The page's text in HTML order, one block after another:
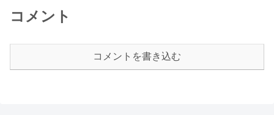
コメント
コメントを書き込む